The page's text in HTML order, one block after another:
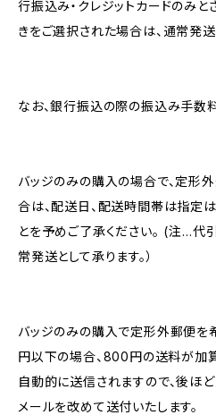
行振込み・クレジットカードのみと
きをご選択された場合は、通常発送
なお、銀行振込の際の振込み手数
バッジのみの購入の場合で、定形
合は、配送日、配送時間帯は指定
とを予めご了承ください。 (注…代
常発送として承ります。）
バッジのみの購入で定形外郵便を
円以下の場合、800円の送料が加
自動的に送信されますので、後ほ
メールを改めて送付いたします。